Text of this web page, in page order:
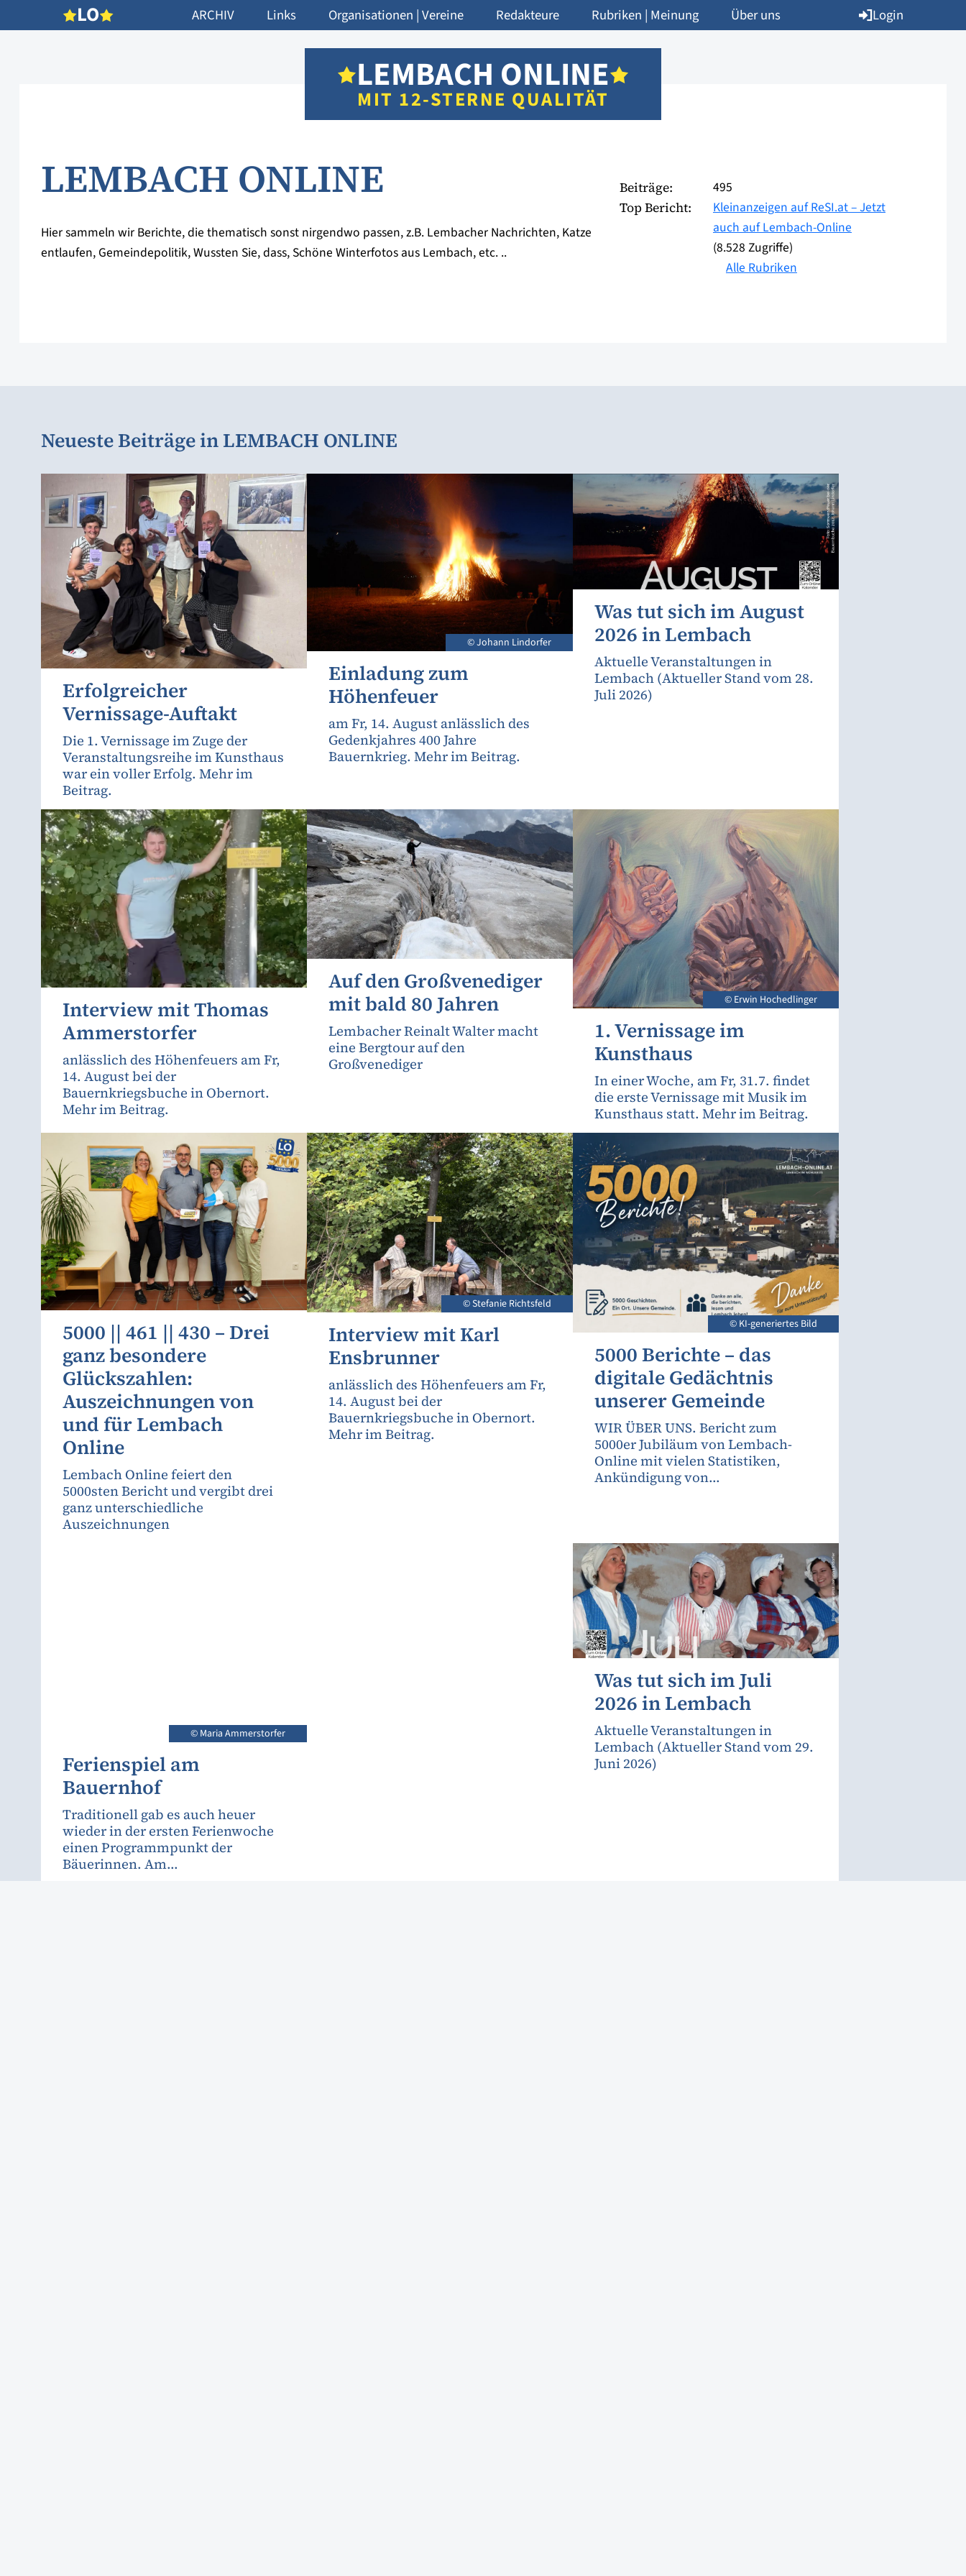
LO ARCHIV Links Organisationen | Vereine Redakteure Rubriken | Meinung Über uns Login
LEMBACH ONLINE
MIT 12-STERNE QUALITÄT
LEMBACH ONLINE
Hier sammeln wir Berichte, die thematisch sonst nirgendwo passen, z.B. Lembacher Nachrichten, Katze
entlaufen, Gemeindepolitik, Wussten Sie, dass, Schöne Winterfotos aus Lembach, etc. ..
Beiträge: 495
Top Bericht:
Kleinanzeigen auf ReSI.at – Jetzt
auch auf Lembach-Online
(8.528 Zugriffe)
Alle Rubriken
Neueste Beiträge in LEMBACH ONLINE
Erfolgreicher
Vernissage-Auftakt
Die 1. Vernissage im Zuge der
Veranstaltungsreihe im Kunsthaus
war ein voller Erfolg. Mehr im
Beitrag.
© Johann Lindorfer
Einladung zum
Höhenfeuer
am Fr, 14. August anlässlich des
Gedenkjahres 400 Jahre
Bauernkrieg. Mehr im Beitrag.
Was tut sich im August
2026 in Lembach
Aktuelle Veranstaltungen in
Lembach (Aktueller Stand vom 28.
Juli 2026)
Interview mit Thomas
Ammerstorfer
anlässlich des Höhenfeuers am Fr,
14. August bei der
Bauernkriegsbuche in Obernort.
Mehr im Beitrag.
Auf den Großvenediger
mit bald 80 Jahren
Lembacher Reinalt Walter macht
eine Bergtour auf den
Großvenediger
© Erwin Hochedlinger
1. Vernissage im
Kunsthaus
In einer Woche, am Fr, 31.7. findet
die erste Vernissage mit Musik im
Kunsthaus statt. Mehr im Beitrag.
5000 || 461 || 430 – Drei
ganz besondere
Glückszahlen:
Auszeichnungen von
und für Lembach
Online
Lembach Online feiert den
5000sten Bericht und vergibt drei
ganz unterschiedliche
Auszeichnungen
© Stefanie Richtsfeld
Interview mit Karl
Ensbrunner
anlässlich des Höhenfeuers am Fr,
14. August bei der
Bauernkriegsbuche in Obernort.
Mehr im Beitrag.
© KI-generiertes Bild
5000 Berichte – das
digitale Gedächtnis
unserer Gemeinde
WIR ÜBER UNS. Bericht zum
5000er Jubiläum von Lembach-
Online mit vielen Statistiken,
Ankündigung von...
© Maria Ammerstorfer
Ferienspiel am
Bauernhof
Traditionell gab es auch heuer
wieder in der ersten Ferienwoche
einen Programmpunkt der
Bäuerinnen. Am...
Was tut sich im Juli
2026 in Lembach
Aktuelle Veranstaltungen in
Lembach (Aktueller Stand vom 29.
Juni 2026)